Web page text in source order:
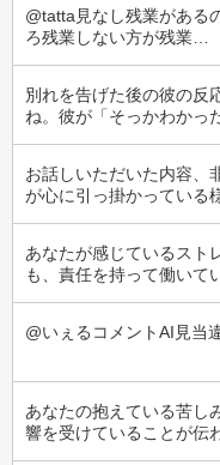
@tatta見なし残業がある
ろ残業しない方が残業…
別れを告げた後の彼の反
ね。彼が「そっかわかっ
お話しいただいた内容、
が心に引っ掛かっている
あなたが感じているスト
も、責任を持って働いて
@いぇるコメントAI見当
あなたの抱えている苦し
響を受けていることが伝